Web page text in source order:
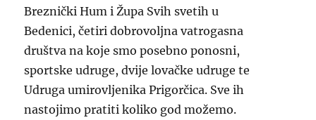
Breznički Hum i Župa Svih svetih u
Bedenici, četiri dobrovoljna vatrogasna
društva na koje smo posebno ponosni,
sportske udruge, dvije lovačke udruge te
Udruga umirovljenika Prigorčica. Sve ih
nastojimo pratiti koliko god možemo.